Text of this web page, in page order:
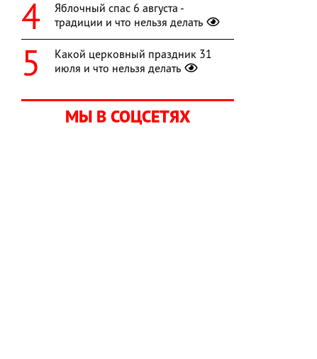
Яблочный спас 6 августа -
традиции и что нельзя делать
Какой церковный праздник 31
июля и что нельзя делать
МЫ В СОЦСЕТЯХ